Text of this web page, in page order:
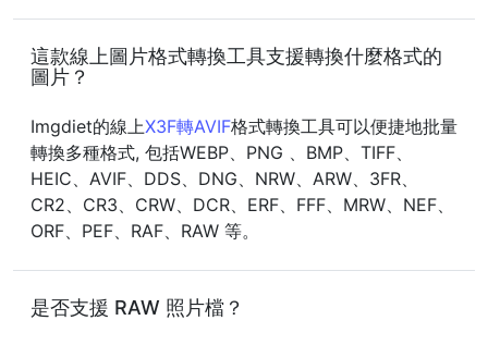
這款線上圖片格式轉換工具支援轉換什麼格式的
圖片？
Imgdiet的線上X3F轉AVIF格式轉換工具可以便捷地批量
轉換多種格式, 包括WEBP、PNG 、BMP、TIFF、
HEIC、AVIF、DDS、DNG、NRW、ARW、3FR、
CR2、CR3、CRW、DCR、ERF、FFF、MRW、NEF、
ORF、PEF、RAF、RAW 等。
是否支援 RAW 照片檔？